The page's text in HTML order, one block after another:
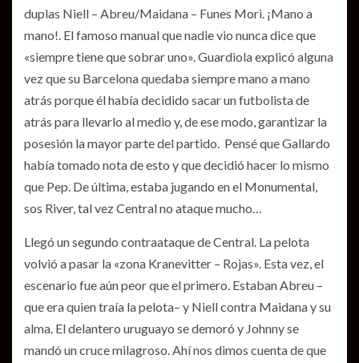
duplas Niell – Abreu/Maidana – Funes Mori. ¡Mano a
mano!. El famoso manual que nadie vio nunca dice que
«siempre tiene que sobrar uno». Guardiola explicó alguna
vez que su Barcelona quedaba siempre mano a mano
atrás porque él había decidido sacar un futbolista de
atrás para llevarlo al medio y, de ese modo, garantizar la
posesión la mayor parte del partido. Pensé que Gallardo
había tomado nota de esto y que decidió hacer lo mismo
que Pep. De última, estaba jugando en el Monumental,
sos River, tal vez Central no ataque mucho…
Llegó un segundo contraataque de Central. La pelota
volvió a pasar la «zona Kranevitter – Rojas». Esta vez, el
escenario fue aún peor que el primero. Estaban Abreu –
que era quien traía la pelota– y Niell contra Maidana y su
alma. El delantero uruguayo se demoró y Johnny se
mandó un cruce milagroso. Ahí nos dimos cuenta de que